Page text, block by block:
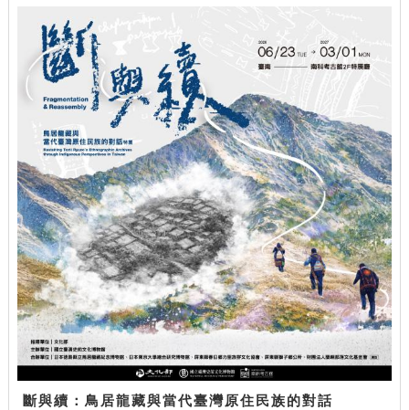
斷與續：鳥居龍藏與當代臺灣原住民族的對話